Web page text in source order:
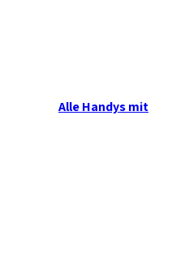
Alle Handys mit